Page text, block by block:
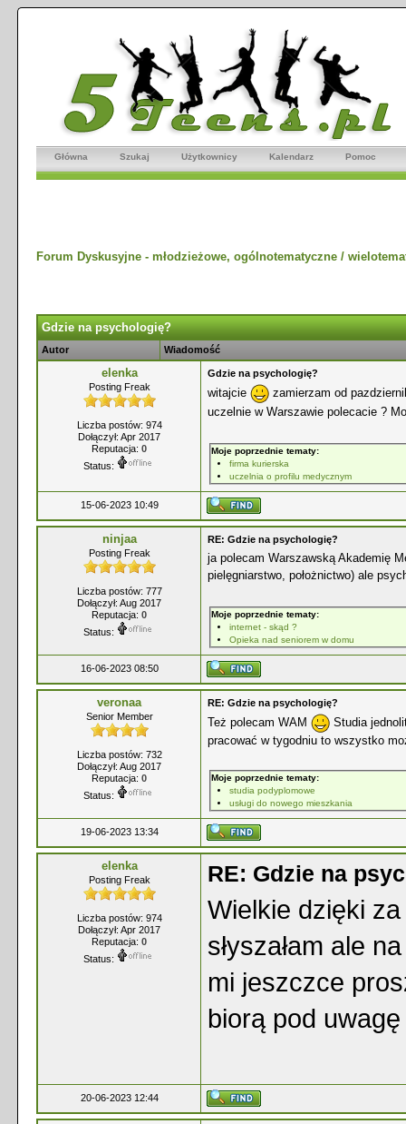
Główna Szukaj Użytkownicy Kalendarz Pomoc
Forum Dyskusyjne - młodzieżowe, ogólnotematyczne /
Gdzie na psychologię?
Autor Wiadomość
elenka
Posting Freak
Liczba postów: 974
Dołączył: Apr 2017
Reputacja: 0
Status:
Gdzie na psychologię?
witajcie
zamierzam od
uczelnie w Warszawie polecacie ?
Moje poprzednie tematy:
firma kurierska
uczelnia o profilu medycznym
15-06-2023 10:49
ninjaa
Posting Freak
Liczba postów: 777
Dołączył: Aug 2017
Reputacja: 0
Status:
RE: Gdzie na psychologię?
ja polecam Warszawską Akademię
pielęgniarstwo, położnictwo) ale
Moje poprzednie tematy:
internet - skąd ?
Opieka nad seniorem w domu
16-06-2023 08:50
veronaa
Senior Member
Liczba postów: 732
Dołączył: Aug 2017
Reputacja: 0
Status:
RE: Gdzie na psychologię?
Też polecam WAM
Studia
pracować w tygodniu to wszystko
Moje poprzednie tematy:
studia podyplomowe
usługi do nowego mieszkania
19-06-2023 13:34
elenka
Posting Freak
Liczba postów: 974
Dołączył: Apr 2017
Reputacja: 0
Status:
RE: Gdzie na
Wielkie dzięki
słyszałam ale
mi jeszczce
biorą pod
20-06-2023 12:44